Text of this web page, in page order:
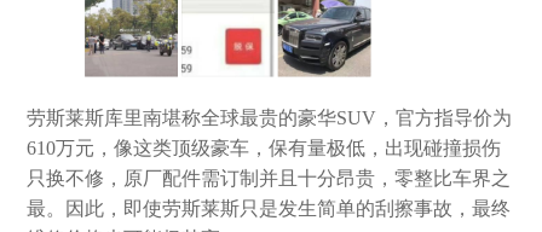
劳斯莱斯库里南堪称全球最贵的豪华SUV，官方指导价为
610万元，像这类顶级豪车，保有量极低，出现碰撞损伤
只换不修，原厂配件需订制并且十分昂贵，零整比车界之
最。因此，即使劳斯莱斯只是发生简单的刮擦事故，最终